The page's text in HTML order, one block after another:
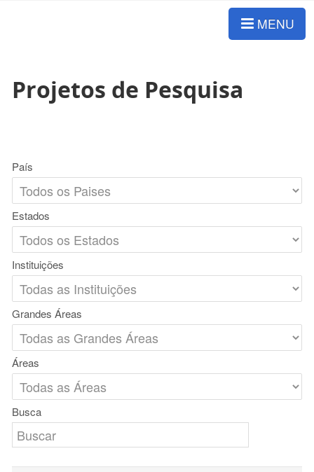
MENU
Projetos de Pesquisa
País
Estados
Instituições
Grandes Áreas
Áreas
Busca